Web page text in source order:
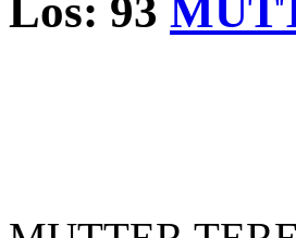
Los: 93